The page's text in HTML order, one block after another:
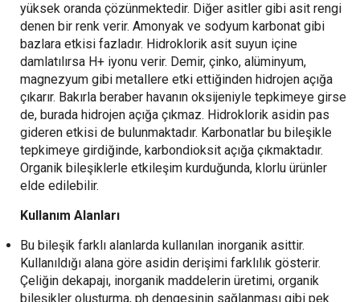
yüksek oranda çözünmektedir. Diğer asitler gibi asit rengi
denen bir renk verir. Amonyak ve sodyum karbonat gibi
bazlara etkisi fazladır. Hidroklorik asit suyun içine
damlatılırsa H+ iyonu verir. Demir, çinko, alüminyum,
magnezyum gibi metallere etki ettiğinden hidrojen açığa
çıkarır. Bakırla beraber havanın oksijeniyle tepkimeye girse
de, burada hidrojen açığa çıkmaz. Hidroklorik asidin pas
gideren etkisi de bulunmaktadır. Karbonatlar bu bileşikle
tepkimeye girdiğinde, karbondioksit açığa çıkmaktadır.
Organik bileşiklerle etkileşim kurduğunda, klorlu ürünler
elde edilebilir.
Kullanım Alanları
Bu bileşik farklı alanlarda kullanılan inorganik asittir.
Kullanıldığı alana göre asidin derişimi farklılık gösterir.
Çeliğin dekapajı, inorganik maddelerin üretimi, organik
bileşikler oluşturma, ph dengesinin sağlanması gibi pek